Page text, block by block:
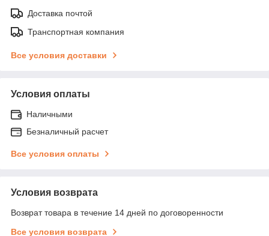
Доставка почтой
Транспортная компания
Все условия доставки
Условия оплаты
Наличными
Безналичный расчет
Все условия оплаты
Условия возврата
Возврат товара в течение 14 дней по договоренности
Все условия возврата